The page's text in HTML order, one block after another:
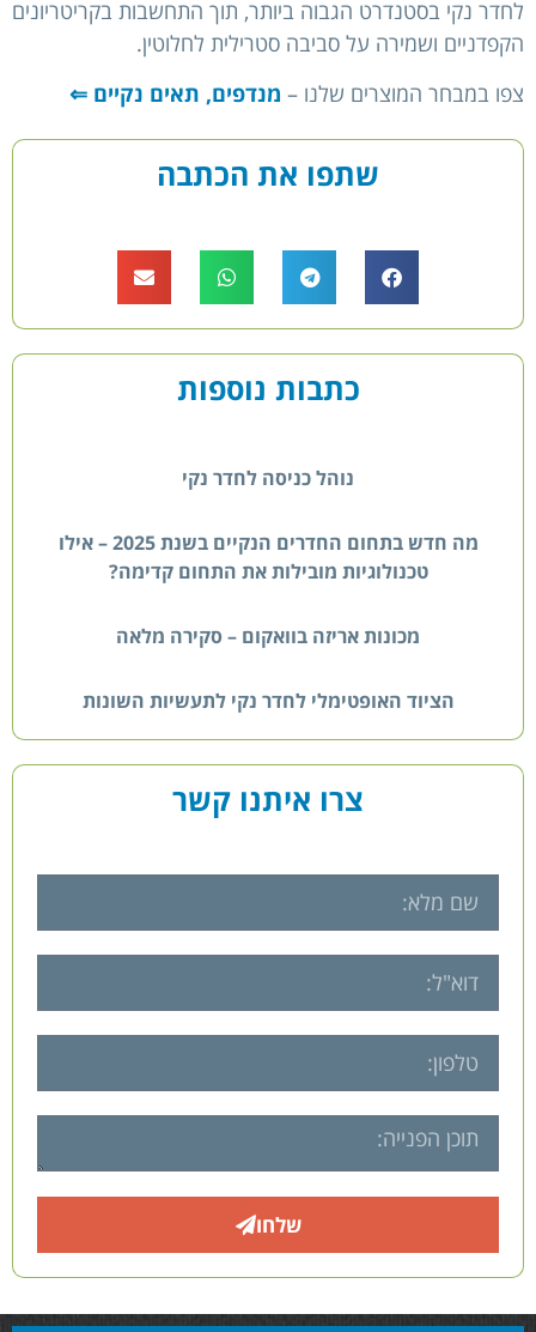
לחדר נקי בסטנדרט הגבוה ביותר, תוך התחשבות בקריטריונים
הקפדניים ושמירה על סביבה סטרילית לחלוטין.
צפו במבחר המוצרים שלנו – מנדפים, תאים נקיים ⇐
שתפו את הכתבה
כתבות נוספות
נוהל כניסה לחדר נקי
מה חדש בתחום החדרים הנקיים בשנת 2025 – אילו
טכנולוגיות מובילות את התחום קדימה?
מכונות אריזה בוואקום – סקירה מלאה
הציוד האופטימלי לחדר נקי לתעשיות השונות
צרו איתנו קשר
שלחו